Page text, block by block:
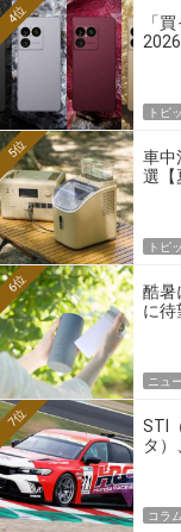
「
4位
トピ
車中
選【
5位
トピ
酷暑
に待
6位
ニュ
STI
タ
7位
コラム